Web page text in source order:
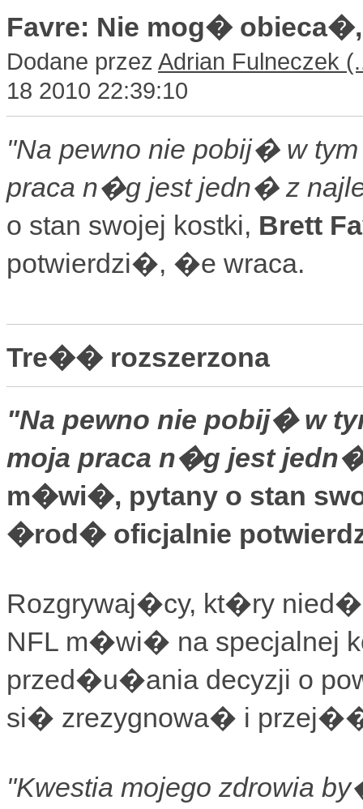
Favre: Nie mog�
Dodane przez Adrian Fulneczek
18 2010 22:39:10
"Na pewno nie pobij� w
praca n�g jest jedn� z
o stan swojej kostki, Brett
potwierdzi�, �e wraca.
Tre�� rozszerzona
"Na pewno nie pobij� w
moja praca n�g jest
m�wi�, pytany o stan
�rod� oficjalnie
Rozgrywaj�cy, kt�ry
NFL m�wi� na specjalnej
przed�u�ania decyzji o
si� zrezygnowa� i
"Kwestia mojego zdrowia